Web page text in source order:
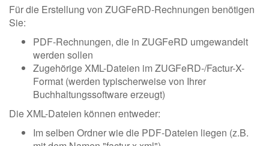
Für die Erstellung von ZUGFeRD-Rechnungen benötigen
Sie:
PDF-Rechnungen, die in ZUGFeRD umgewandelt
werden sollen
Zugehörige XML-Dateien im ZUGFeRD-/Factur-X-
Format (werden typischerweise von Ihrer
Buchhaltungssoftware erzeugt)
Die XML-Dateien können entweder:
Im selben Ordner wie die PDF-Dateien liegen (z.B.